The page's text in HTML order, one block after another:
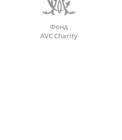
Фонд
AVC Charity